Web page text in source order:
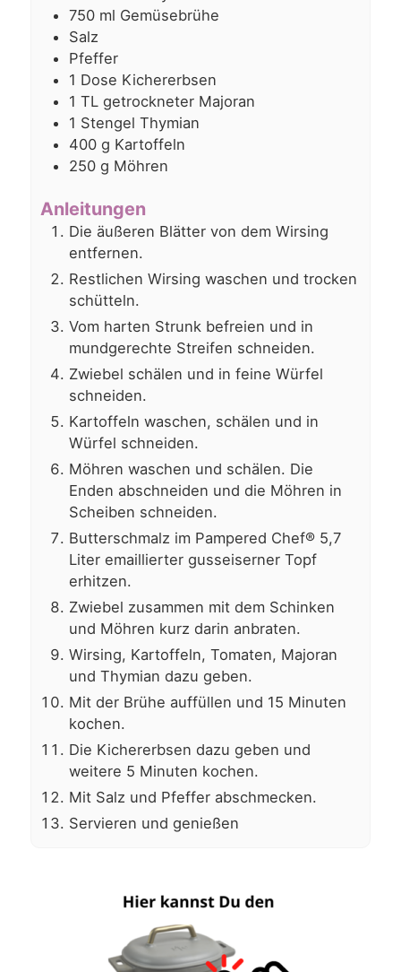
750 ml Gemüsebrühe
Salz
Pfeffer
1 Dose Kichererbsen
1 TL getrockneter Majoran
1 Stengel Thymian
400 g Kartoffeln
250 g Möhren
Anleitungen
Die äußeren Blätter von dem Wirsing
entfernen.
Restlichen Wirsing waschen und trocken
schütteln.
Vom harten Strunk befreien und in
mundgerechte Streifen schneiden.
Zwiebel schälen und in feine Würfel
schneiden.
Kartoffeln waschen, schälen und in
Würfel schneiden.
Möhren waschen und schälen. Die
Enden abschneiden und die Möhren in
Scheiben schneiden.
Butterschmalz im Pampered Chef® 5,7
Liter emaillierter gusseiserner Topf
erhitzen.
Zwiebel zusammen mit dem Schinken
und Möhren kurz darin anbraten.
Wirsing, Kartoffeln, Tomaten, Majoran
und Thymian dazu geben.
Mit der Brühe auffüllen und 15 Minuten
kochen.
Die Kichererbsen dazu geben und
weitere 5 Minuten kochen.
Mit Salz und Pfeffer abschmecken.
Servieren und genießen